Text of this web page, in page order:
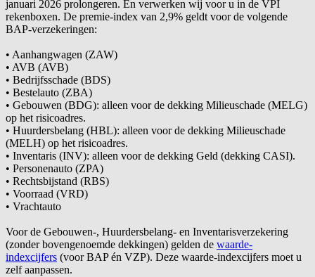
januari 2026 prolongeren. En verwerken wij voor u in de VPI
rekenboxen. De premie-index van 2,9% geldt voor de volgende
BAP-verzekeringen:
• Aanhangwagen (ZAW)
• AVB (AVB)
• Bedrijfsschade (BDS)
• Bestelauto (ZBA)
• Gebouwen (BDG): alleen voor de dekking Milieuschade (MELG)
op het risicoadres.
• Huurdersbelang (HBL): alleen voor de dekking Milieuschade
(MELH) op het risicoadres.
• Inventaris (INV): alleen voor de dekking Geld (dekking CASI).
• Personenauto (ZPA)
• Rechtsbijstand (RBS)
• Voorraad (VRD)
• Vrachtauto
Voor de Gebouwen-, Huurdersbelang- en Inventarisverzekering
(zonder bovengenoemde dekkingen) gelden de waarde-
indexcijfers (voor BAP én VZP). Deze waarde-indexcijfers moet u
zelf aanpassen.